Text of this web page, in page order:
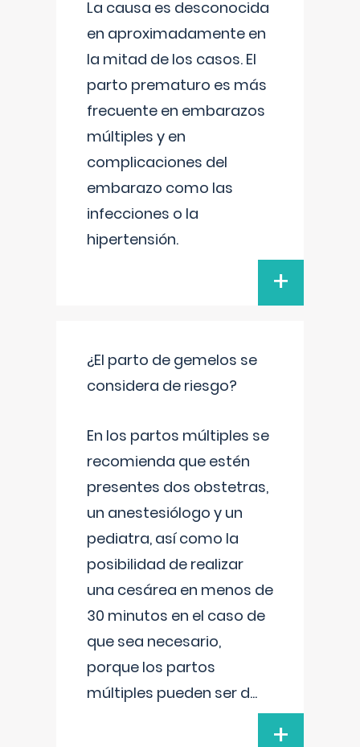
La causa es desconocida
en aproximadamente en
la mitad de los casos. El
parto prematuro es más
frecuente en embarazos
múltiples y en
complicaciones del
embarazo como las
infecciones o la
hipertensión.
+
¿El parto de gemelos se
considera de riesgo?
En los partos múltiples se
recomienda que estén
presentes dos obstetras,
un anestesiólogo y un
pediatra, así como la
posibilidad de realizar
una cesárea en menos de
30 minutos en el caso de
que sea necesario,
porque los partos
múltiples pueden ser d...
+